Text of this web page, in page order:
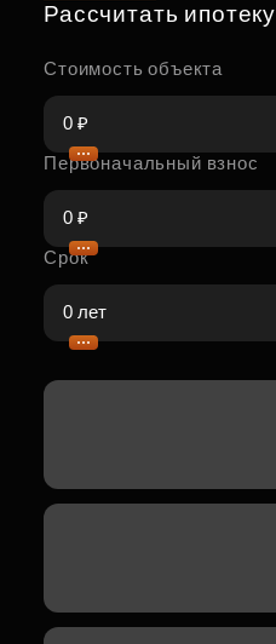
Рассчитать ипотеку
Стоимость объекта
Первоначальный взнос
Срок